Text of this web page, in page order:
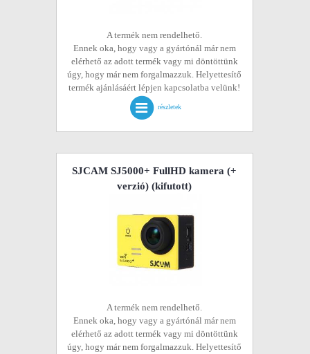
A termék nem rendelhető.
Ennek oka, hogy vagy a gyártónál már nem
elérhető az adott termék vagy mi döntöttünk
úgy, hogy már nem forgalmazzuk. Helyettesítő
termék ajánlásáért lépjen kapcsolatba velünk!
részletek
SJCAM SJ5000+ FullHD kamera (+
verzió) (kifutott)
A termék nem rendelhető.
Ennek oka, hogy vagy a gyártónál már nem
elérhető az adott termék vagy mi döntöttünk
úgy, hogy már nem forgalmazzuk. Helyettesítő